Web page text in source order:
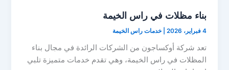
بناء مظلات في راس الخيمة
4 فبراير، 2026 |خدمات راس الخيمة
تعد شركة أوكساجون من الشركات الرائدة في مجال بناء
المظلات في راس الخيمة، وهي تقدم خدمات متميزة تلبي